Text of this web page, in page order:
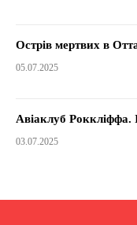
Острів мертвих в
05.07.2025
Авіаклуб Роккліффа.
03.07.2025